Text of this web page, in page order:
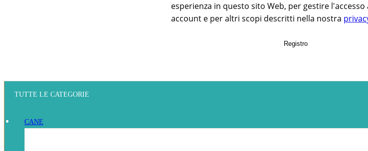
esperienza in questo sito Web, per gestire l'accesso
account e per altri scopi descritti nella nostra
Registro
TUTTE LE CATEGORIE
CANE